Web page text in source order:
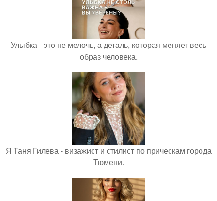
Улыбка - это не мелочь, а деталь, которая меняет весь
образ человека.
Я Таня Гилева - визажист и стилист по прическам города
Тюмени.